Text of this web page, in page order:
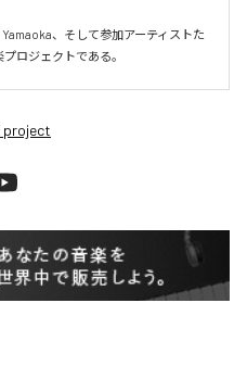
、そして参加アーティストた
ロジェクトである。
project